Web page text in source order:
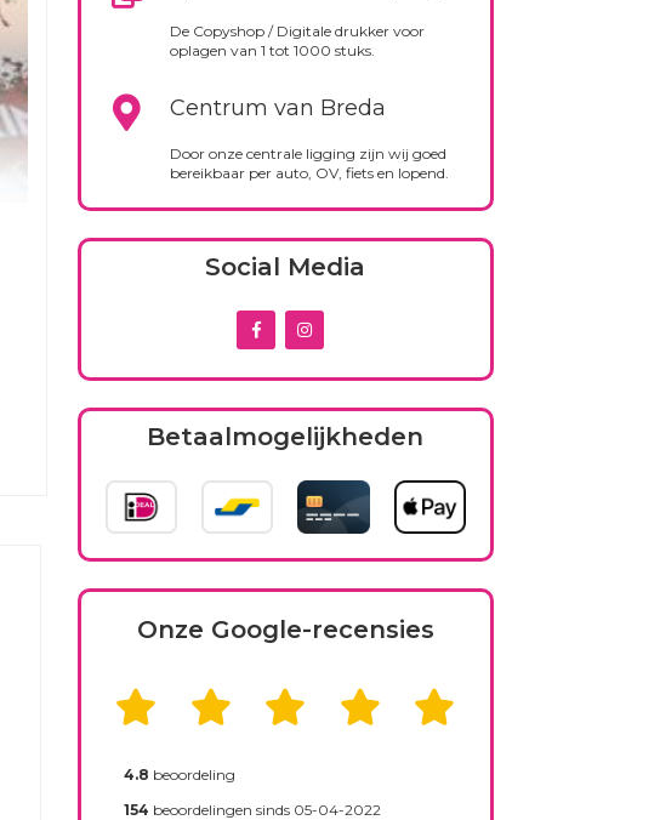
De Copyshop / Digitale drukker voor
oplagen van 1 tot 1000 stuks.
Centrum van Breda
Door onze centrale ligging zijn wij goed
bereikbaar per auto, OV, fiets en lopend.
Social Media
Betaalmogelijkheden
Onze Google-recensies
4.8 beoordeling
154 beoordelingen sinds 05-04-2022